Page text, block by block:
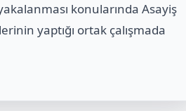
konularında Asayiş
yaptığı ortak çalışmada